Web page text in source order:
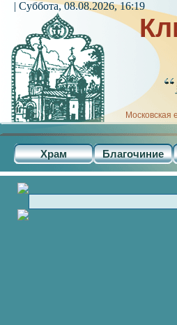
Московская
Храм Благочиние
| Суббота, 08.08.2026, 16:19